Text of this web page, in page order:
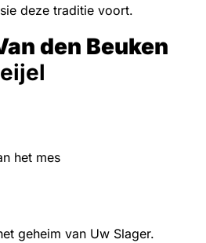
deze traditie voort.
den Beuken
het mes
geheim van Uw Slager.